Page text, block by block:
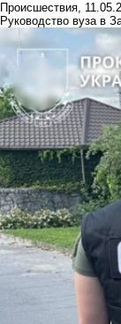
Происшествия,
Руководство вуза в